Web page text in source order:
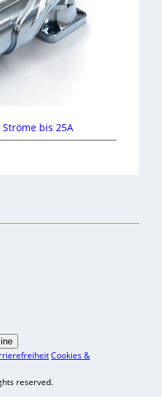
bis 25A
Cookies &
reserved.